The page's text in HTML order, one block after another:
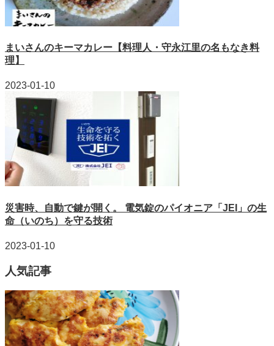
まいさんのキーマカレー【料理人・守永江里の名もなき料
理】
2023-01-10
災害時、自動で鍵が開く。 電気錠のパイオニア「JEI」の生
命（いのち）を守る技術
2023-01-10
人気記事